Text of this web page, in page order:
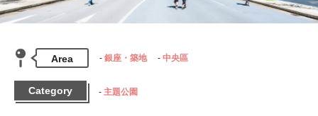
Area 銀座・築地 中央區
Category 主題公園